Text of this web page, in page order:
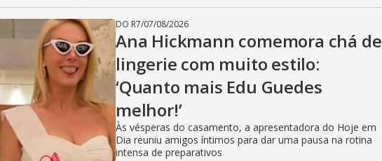
DO R7/07/08/2026
Ana Hickmann comemora chá de
lingerie com muito estilo:
‘Quanto mais Edu Guedes
melhor!’
Às vésperas do casamento, a apresentadora do Hoje em
Dia reuniu amigos íntimos para dar uma pausa na rotina
intensa de preparativos